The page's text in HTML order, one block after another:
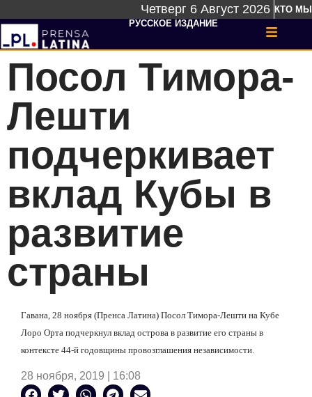
Четверг 6 Август 2026 КТО МЫ
РУССКОЕ ИЗДАНИЕ
Посол Тимора-
Лешти
подчеркивает
вклад Кубы в
развитие
страны
Гавана, 28 ноября (Пренса Латина) Посол Тимора-Лешти на Кубе
Лоро Орта подчеркнул вклад острова в развитие его страны в
контексте 44-й годовщины провозглашения независимости.
28 ноября, 2019 | 16:08